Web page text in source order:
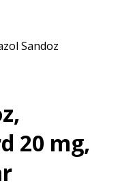
Sandoz
20 mg,